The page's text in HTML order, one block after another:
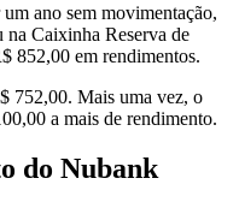
ano sem movimentação,
Caixinha Reserva de
852,00 em rendimentos.
752,00. Mais uma vez, o
a mais de rendimento.
do Nubank